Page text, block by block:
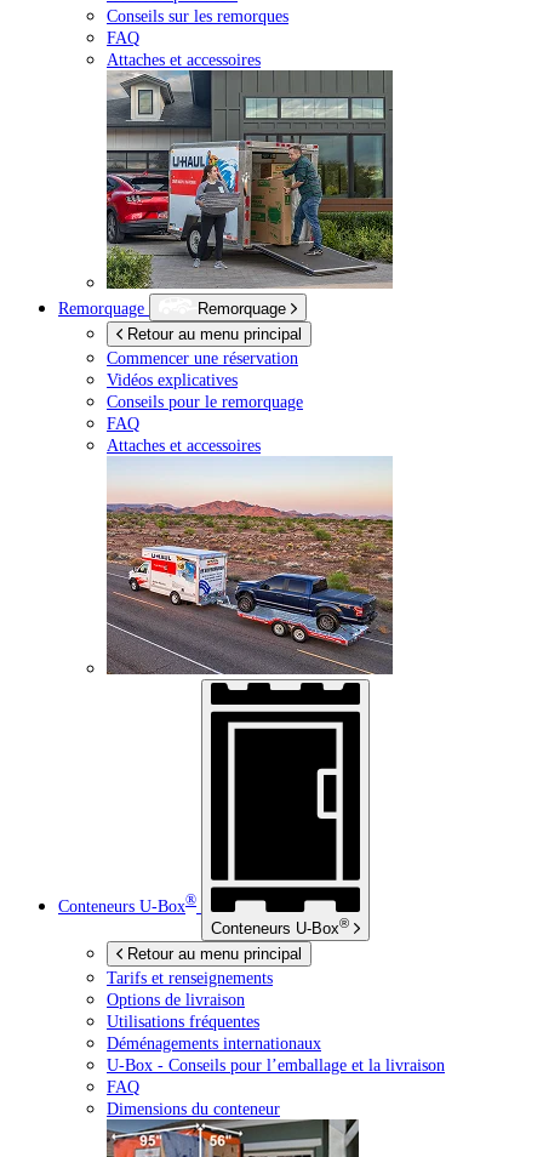
Conseils sur les remorques
FAQ
Attaches et accessoires
Remorquage
Remorquage
Retour au menu principal
Commencer une réservation
Vidéos explicatives
Conseils pour le remorquage
FAQ
Attaches et accessoires
Conteneurs U-Box®
Conteneurs U-Box®
Retour au menu principal
Tarifs et renseignements
Options de livraison
Utilisations fréquentes
Déménagements internationaux
U-Box - Conseils pour l’emballage et la livraison
FAQ
Dimensions du conteneur